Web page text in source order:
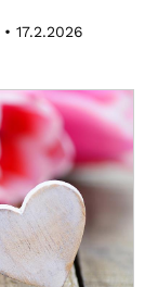
• 17.2.2026